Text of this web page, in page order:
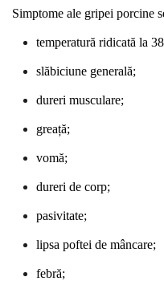
Simptome ale gripei porcine
temperatură ridicată la
slăbiciune generală;
dureri musculare;
greață;
vomă;
dureri de corp;
pasivitate;
lipsa poftei de mâncare;
febră;